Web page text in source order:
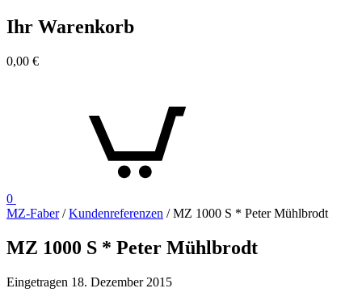
Ihr Warenkorb
0,00 €
0
MZ-Faber/Kundenreferenzen /MZ 1000 S * Peter Mühlbrodt
MZ 1000 S * Peter Mühlbrodt
Eingetragen 18. Dezember 2015